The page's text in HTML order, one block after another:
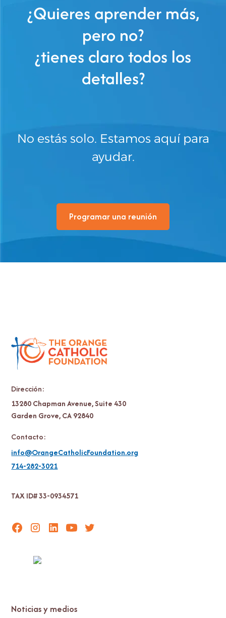
¿Quieres aprender más,
pero no?
¿tienes claro todos los
detalles?
No estás solo. Estamos aquí para
ayudar.
Programar una reunión
Dirección:
13280 Chapman Avenue, Suite 430
Garden Grove, CA 92840
Contacto:
info@OrangeCatholicFoundation.org
714-282-3021
TAX ID# 33-0934571
Noticias y medios